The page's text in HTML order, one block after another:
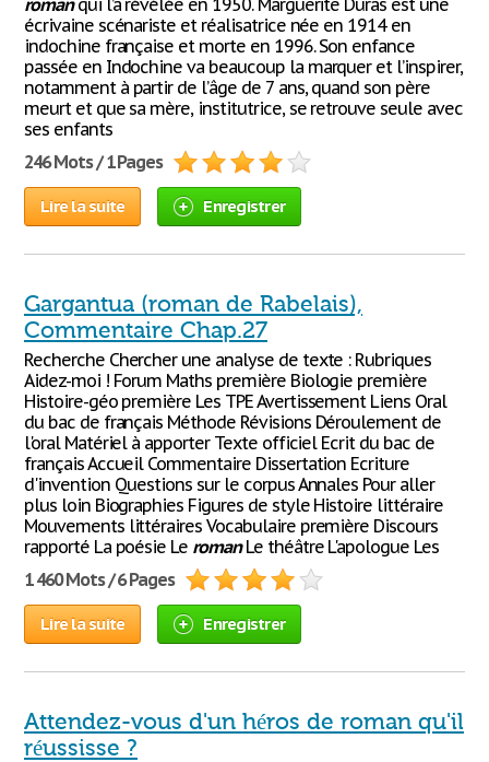
romanqui l’a révélée en 1950. Marguerite Duras est une
écrivaine scénariste et réalisatrice née en 1914 en
indochine française et morte en 1996. Son enfance
passée en Indochine va beaucoup la marquer et l’inspirer,
notamment à partir de l’âge de 7 ans, quand son père
meurt et que sa mère, institutrice, se retrouve seule avec
ses enfants
246 Mots / 1 Pages
Lire la suite Enregistrer
Gargantua (roman de Rabelais),
Commentaire Chap.27
Recherche Chercher une analyse de texte : Rubriques
Aidez-moi ! Forum Maths première Biologie première
Histoire-géo première Les TPE Avertissement Liens Oral
du bac de français Méthode Révisions Déroulement de
l'oral Matériel à apporter Texte officiel Ecrit du bac de
français Accueil Commentaire Dissertation Ecriture
d'invention Questions sur le corpus Annales Pour aller
plus loin Biographies Figures de style Histoire littéraire
Mouvements littéraires Vocabulaire première Discours
rapporté La poésie Le romanLe théâtre L'apologue Les
1 460 Mots / 6 Pages
Lire la suite Enregistrer
Attendez-vous d'un héros de roman qu'il
réussisse ?